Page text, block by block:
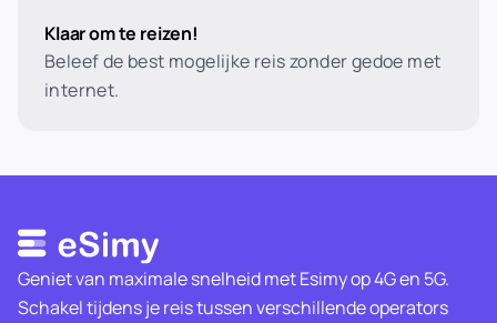
Klaar om te reizen!
Beleef de best mogelijke reis zonder gedoe met
internet.
Geniet van maximale snelheid met Esimy op 4G en 5G.
Schakel tijdens je reis tussen verschillende operators